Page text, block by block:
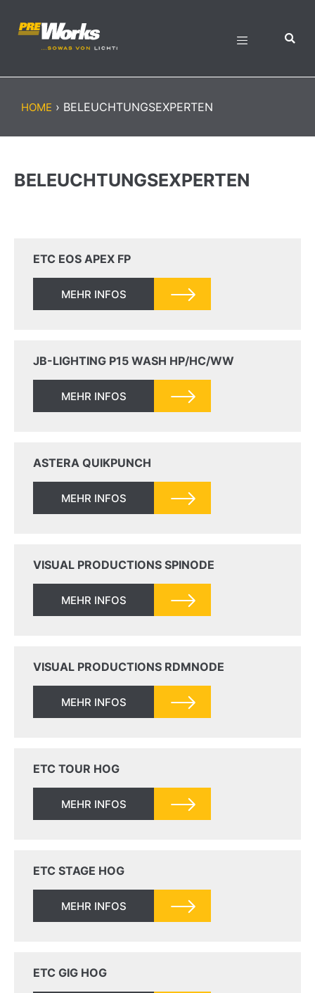
HOME › BELEUCHTUNGSEXPERTEN
BELEUCHTUNGSEXPERTEN
ETC EOS APEX FP
MEHR INFOS
JB-LIGHTING P15 WASH HP/HC/WW
MEHR INFOS
ASTERA QUIKPUNCH
MEHR INFOS
VISUAL PRODUCTIONS SPINODE
MEHR INFOS
VISUAL PRODUCTIONS RDMNODE
MEHR INFOS
ETC TOUR HOG
MEHR INFOS
ETC STAGE HOG
MEHR INFOS
ETC GIG HOG